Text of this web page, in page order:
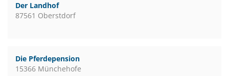
Der Landhof
87561 Oberstdorf
Die Pferdepension
15366 Münchehofe